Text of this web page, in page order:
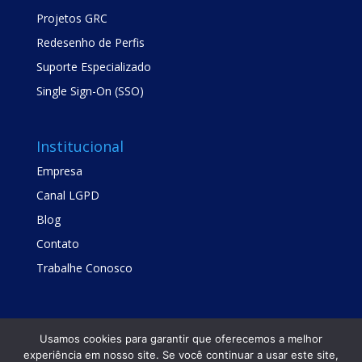
Projetos GRC
Redesenho de Perfis
Suporte Especializado
Single Sign-On (SSO)
Institucional
Empresa
Canal LGPD
Blog
Contato
Trabalhe Conosco
Usamos cookies para garantir que oferecemos a melhor
experiência em nosso site. Se você continuar a usar este site,